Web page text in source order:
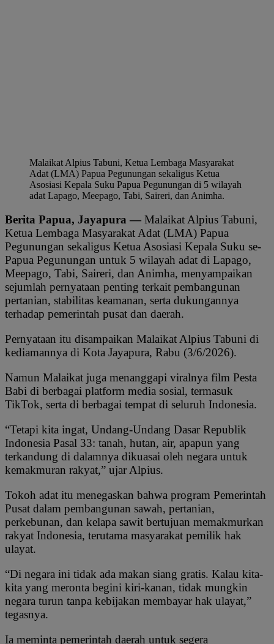
Malaikat Alpius Tabuni, Ketua Lembaga Masyarakat
Adat (LMA) Papua Pegunungan sekaligus Ketua
Asosiasi Kepala Suku Papua Pegunungan di 5 wilayah
adat Lapago, Meepago, Tabi, Saireri, dan Animha.
Berita Papua, Jayapura — Malaikat Alpius Tabuni,
Ketua Lembaga Masyarakat Adat (LMA) Papua
Pegunungan sekaligus Ketua Asosiasi Kepala Suku se-
Papua Pegunungan untuk 5 wilayah adat di Lapago,
Meepago, Tabi, Saireri, dan Animha, menyampaikan
sejumlah pernyataan penting terkait pembangunan
pertanian, stabilitas keamanan, serta dukungannya
terhadap pemerintah pusat dan daerah.
Pernyataan itu disampaikan Malaikat Alpius Tabuni di
kediamannya di Kota Jayapura, Rabu (3/6/2026).
Namun Malaikat juga menanggapi viralnya film Pesta
Babi di berbagai platform media sosial, termasuk
TikTok, serta di berbagai tempat di seluruh Indonesia.
“Tetapi kita ingat, Undang-Undang Dasar Republik
Indonesia Pasal 33: tanah, hutan, air, apapun yang
terkandung di dalamnya dikuasai oleh negara untuk
kemakmuran rakyat,” ujar Alpius.
Tokoh adat itu menegaskan bahwa program Pemerintah
Pusat dalam pembangunan sawah, pertanian,
perkebunan, dan kelapa sawit bertujuan memakmurkan
rakyat Indonesia, terutama masyarakat pemilik hak
ulayat.
“Di negara ini tidak ada makan siang gratis. Kalau kita-
kita yang meronta begini kiri-kanan, tidak mungkin
negara turun tanpa kebijakan membayar hak ulayat,”
tegasnya.
Ia meminta pemerintah daerah untuk segera